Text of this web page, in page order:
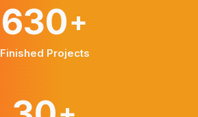
858+
Finished Projects